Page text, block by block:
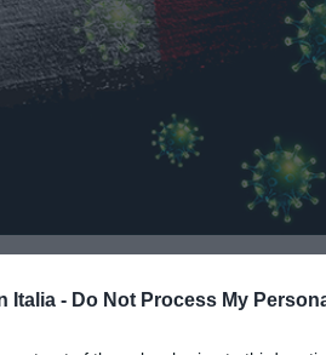
Italia - Do Not Process My